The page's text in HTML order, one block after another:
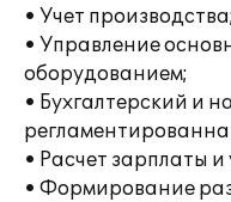
• Учет
• Управление
оборудованием;
• Бухгалтерский и
• Расчет зарплаты
• Формирование